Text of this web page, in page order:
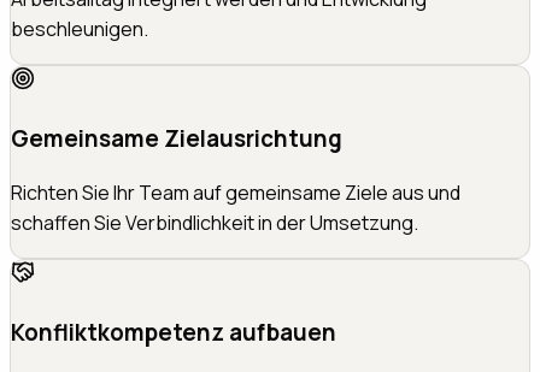
beschleunigen.
Gemeinsame Zielausrichtung
Richten Sie Ihr Team auf gemeinsame Ziele aus und
schaffen Sie Verbindlichkeit in der Umsetzung.
Konfliktkompetenz aufbauen